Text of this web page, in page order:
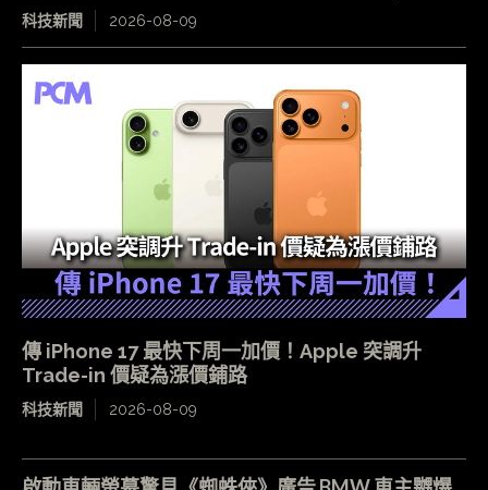
科技新聞 2026-08-09
傳 iPhone 17 最快下周一加價！Apple 突調升
Trade-in 價疑為漲價鋪路
科技新聞 2026-08-09